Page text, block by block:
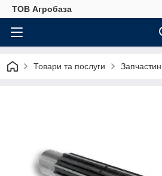
ТОВ Агробаза
Товари та послуги